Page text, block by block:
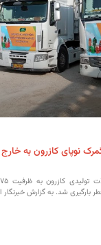
نوپای کازرون به
شد. به گزارش خبرنگار